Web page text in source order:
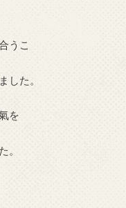
うこ
した。
を
。